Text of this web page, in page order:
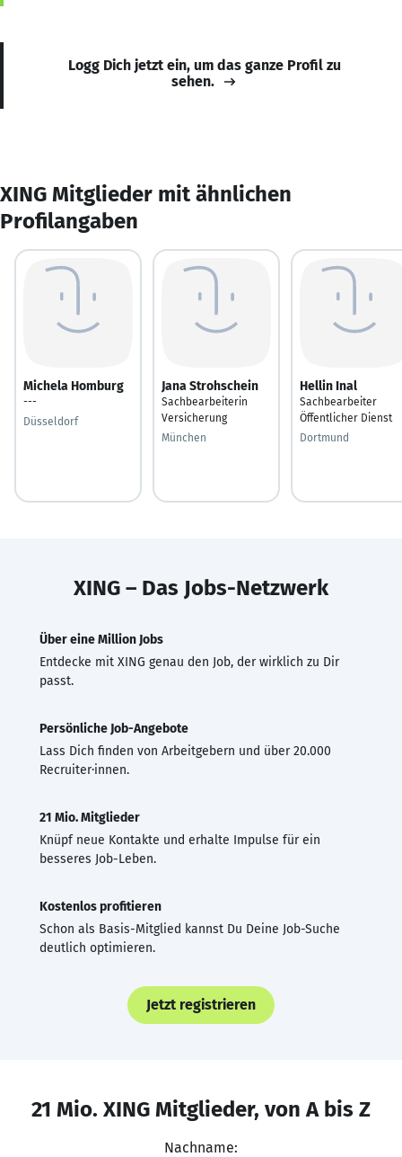
Logg Dich jetzt ein, um das ganze Profil zu
sehen.
XING Mitglieder mit ähnlichen
Profilangaben
Michela Homburg
---
Düsseldorf
Jana Strohschein
Sachbearbeiterin
Versicherung
München
Hellin Inal
Sachbearbeiter
Öffentlicher Dienst
Dortmund
XING – Das Jobs-Netzwerk
Über eine Million Jobs
Entdecke mit XING genau den Job, der wirklich zu Dir
passt.
Persönliche Job-Angebote
Lass Dich finden von Arbeitgebern und über 20.000
Recruiter·innen.
21 Mio. Mitglieder
Knüpf neue Kontakte und erhalte Impulse für ein
besseres Job-Leben.
Kostenlos profitieren
Schon als Basis-Mitglied kannst Du Deine Job-Suche
deutlich optimieren.
Jetzt registrieren
21 Mio. XING Mitglieder, von A bis Z
Nachname: